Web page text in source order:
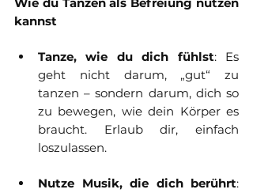
kannst
Tanze, wie du dich fühlst: Es
geht nicht darum, „gut“ zu
tanzen – sondern darum, dich so
zu bewegen, wie dein Körper es
braucht. Erlaub dir, einfach
loszulassen.
Nutze Musik, die dich berührt: